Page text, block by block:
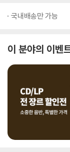
국내배송만 가능
이 분야의 이벤